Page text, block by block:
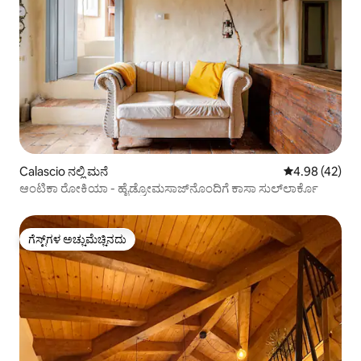
Calascio ನಲ್ಲಿ ಮನೆ 5 ರಲ್ಲಿ 4.98
4.98 (42)
ಆಂಟಿಕಾ ರೋಕಿಯಾ - ಹೈಡ್ರೋಮಸಾಜ್‌ನೊಂದಿಗೆ ಕಾಸಾ ಸುಲ್‌ಲಾರ್ಕೊ
ಗೆಸ್ಟ್‌ಗಳ ಅಚ್ಚುಮೆಚ್ಚಿನದು
ಗೆಸ್ಟ್‌ಗಳ ಅಚ್ಚುಮೆಚ್ಚಿನದು